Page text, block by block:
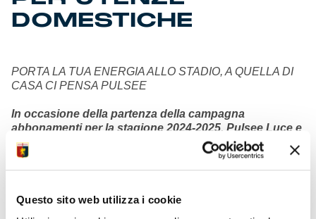
Questo sito web utilizza i cookie
DOMESTICHE
PORTA LA TUA ENERGIA ALLO STADIO, A QUELLA DI
CASA CI PENSA PULSEE
In occasione della partenza della campagna
abbonamenti per la stagione 2024-2025, Pulsee Luce e
Gas, insieme a Genoa CFC, porta nuovi vantaggi alle
bollette dei tifosi.
divertimento e uno dei modi migliori per far sentire la
propria passione per la squadra del cuore, andare allo